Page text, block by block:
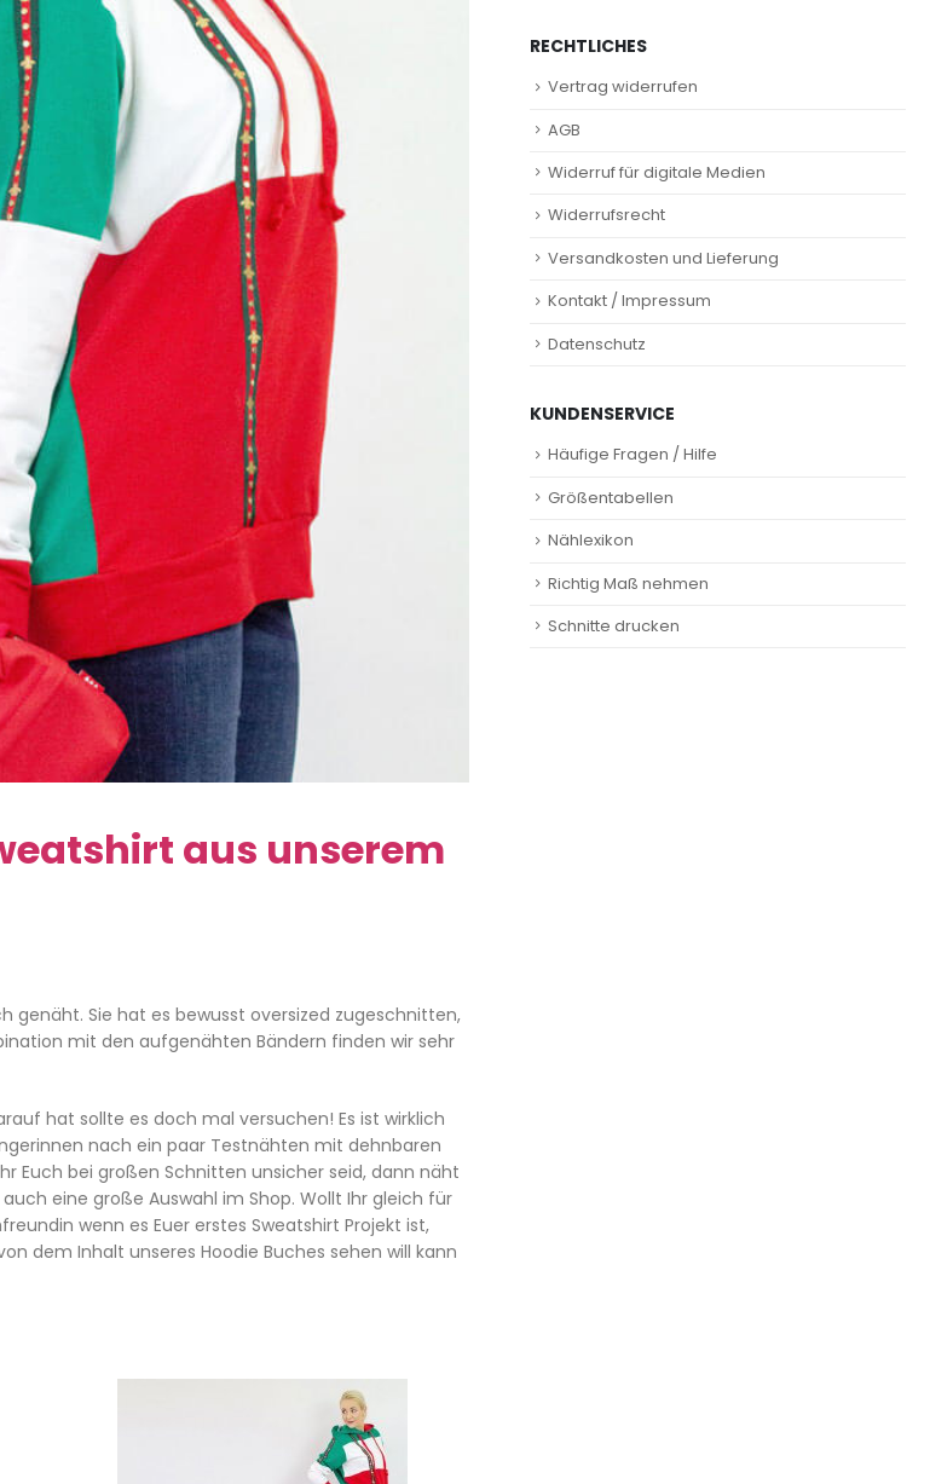
aus unserem
genäht. Sie hat es bewusst oversized zugeschnitten,
mit den aufgenähten Bändern finden wir sehr
hat sollte es doch mal versuchen! Es ist wirklich
nach ein paar Testnähten mit dehnbaren
Euch bei großen Schnitten unsicher seid, dann näht
eine große Auswahl im Shop. Wollt Ihr gleich für
wenn es Euer erstes Sweatshirt Projekt ist,
dem Inhalt unseres Hoodie Buches sehen will kann
RECHTLICHES
Vertrag widerrufen
AGB
Widerruf für digitale Medien
Widerrufsrecht
Versandkosten und Lieferung
Kontakt / Impressum
Datenschutz
KUNDENSERVICE
Häufige Fragen / Hilfe
Größentabellen
Nählexikon
Richtig Maß nehmen
Schnitte drucken